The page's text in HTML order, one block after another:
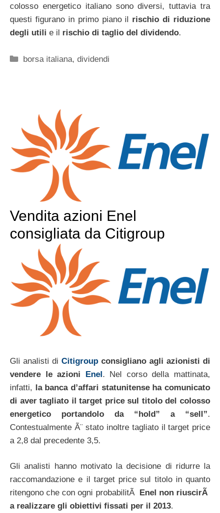
colosso energetico italiano sono diversi, tuttavia tra
questi figurano in primo piano il rischio di riduzione
degli utili e il rischio di taglio del dividendo.
Categorie
borsa italiana,dividendi
Vendita azioni Enel
consigliata da Citigroup
Gli analisti di Citigroup consigliano agli azionisti di
vendere le azioni Enel. Nel corso della mattinata,
infatti, la banca d’affari statunitense ha comunicato
di aver tagliato il target price sul titolo del colosso
energetico portandolo da “hold” a “sell”.
Contestualmente Ã¨ stato inoltre tagliato il target price
a 2,8 dal precedente 3,5.
Gli analisti hanno motivato la decisione di ridurre la
raccomandazione e il target price sul titolo in quanto
ritengono che con ogni probabilitÃ
Enel non riuscirÃ
a realizzare gli obiettivi fissati per il 2013.